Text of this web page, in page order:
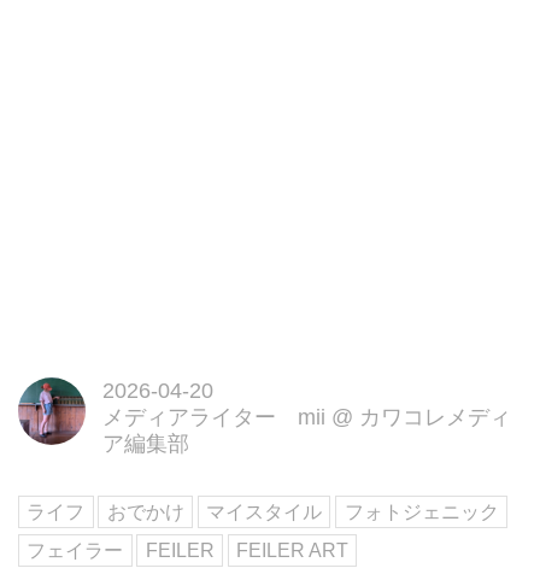
2026-04-20
メディアライター mii @ カワコレメディ
ア編集部
ライフ おでかけ マイスタイル
フォトジェニック
フェイラー
FEILER FEILER ART